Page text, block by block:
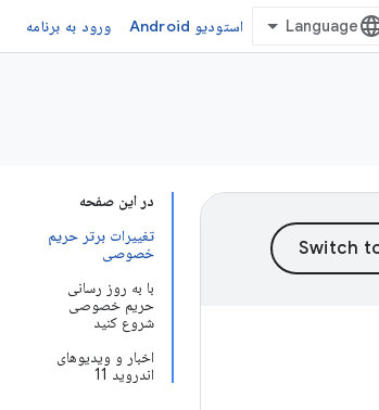
استودیو Android ورود به برنامه
در این صفحه
تغییرات برتر حریم
خصوصی
با به روز رسانی
حریم خصوصی
شروع کنید
اخبار و ویدیوهای
اندروید 11